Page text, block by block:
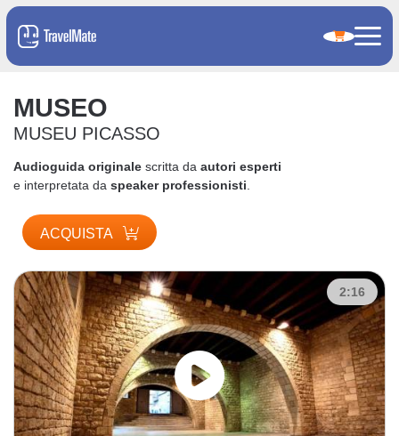
MUSEO
MUSEU PICASSO
Audioguida originale scritta da autori esperti
e interpretata da speaker professionisti
ACQUISTA
2:16